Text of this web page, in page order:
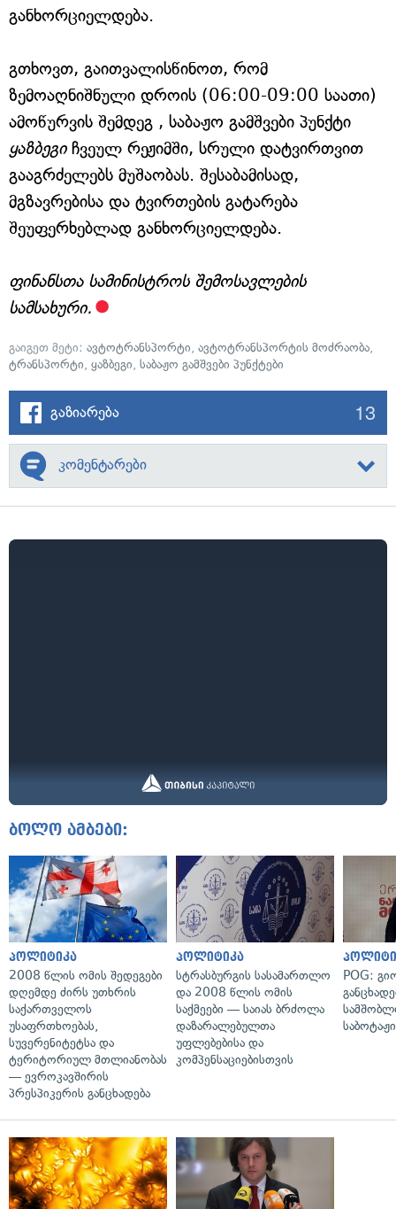
განხორციელდება.
გთხოვთ, გაითვალისწინოთ, რომ
ზემოაღნიშნული დროის (06:00-09:00 საათი)
ამოწურვის შემდეგ , საბაჟო გამშვები პუნქტი
ყაზბეგიჩვეულ რეჟიმში, სრული დატვირთვით
გააგრძელებს მუშაობას. შესაბამისად,
მგზავრებისა და ტვირთების გატარება
შეუფერხებლად განხორციელდება.
ფინანსთა სამინისტროს შემოსავლების
სამსახური.
გაიგეთ მეტი: ავტოტრანსპორტი, ავტოტრანსპორტის მოძრაობა,
ტრანსპორტი, ყაზბეგი, საბაჟო გამშვები პუნქტები
გაზიარება 13
კომენტარები
ბოლო ამბები:
პოლიტიკა
2008 წლის ომის შედეგები
დღემდე ძირს უთხრის
საქართველოს
უსაფრთხოებას,
სუვერენიტეტსა და
ტერიტორიულ მთლიანობას
— ევროკავშირის
პრესპიკერის განცხადება
პოლიტიკა
სტრასბურგის სასამართლო
და 2008 წლის ომის
საქმეები — საიას ბრძოლა
დაზარალებულთა
უფლებებისა და
კომპენსაციებისთვის
POG: